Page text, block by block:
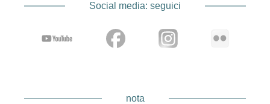
Social media: seguici
nota